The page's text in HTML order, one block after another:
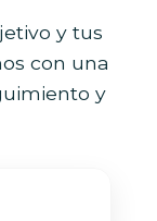
y tus
con una
y